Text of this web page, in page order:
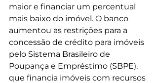
maior e financiar um percentual
mais baixo do imóvel. O banco
aumentou as restrições para a
concessão de crédito para imóveis
pelo Sistema Brasileiro de
Poupança e Empréstimo (SBPE),
que financia imóveis com recursos